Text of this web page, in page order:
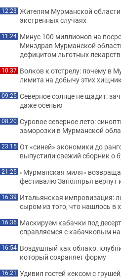
12:23 Жителям Мурманской
экстренных случаях
11:24 Минус 100 миллионов на
Минздрав Мурманской
дефицитом льготных лекарств
10:37 Волков к отстрелу: почему в
лимита на добычу этих
09:25 Северное солнце не щадит:
даже осенью
08:20 Суровое северное лето:
заморозки в Мурманской
23:15 От «синей» экономики до
выпустили свежий сборник о
21:25 «Мурманская миля»
фестивалю Заполярья вернут
16:39 Итальянская импровизация:
сыром из того, что нашлось в
16:36 Маскируем кабачки под
справляемся с кабачковым
16:54 Воздушный как облако:
который сохраняет форму
16:21 Удивил гостей кексом с